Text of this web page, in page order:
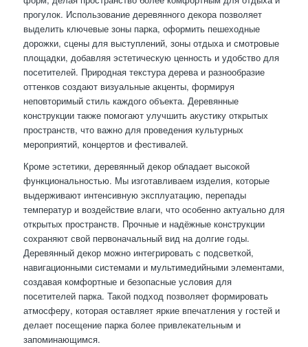
прогулок. Использование деревянного декора позволяет
выделить ключевые зоны парка, оформить пешеходные
дорожки, сцены для выступлений, зоны отдыха и смотровые
площадки, добавляя эстетическую ценность и удобство для
посетителей. Природная текстура дерева и разнообразие
оттенков создают визуальные акценты, формируя
неповторимый стиль каждого объекта. Деревянные
конструкции также помогают улучшить акустику открытых
пространств, что важно для проведения культурных
мероприятий, концертов и фестивалей.
Кроме эстетики, деревянный декор обладает высокой
функциональностью. Мы изготавливаем изделия, которые
выдерживают интенсивную эксплуатацию, перепады
температур и воздействие влаги, что особенно актуально для
открытых пространств. Прочные и надёжные конструкции
сохраняют свой первоначальный вид на долгие годы.
Деревянный декор можно интегрировать с подсветкой,
навигационными системами и мультимедийными элементами,
создавая комфортные и безопасные условия для
посетителей парка. Такой подход позволяет формировать
атмосферу, которая оставляет яркие впечатления у гостей и
делает посещение парка более привлекательным и
запоминающимся.